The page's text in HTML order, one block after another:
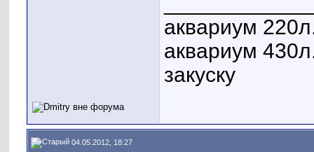
аквариум
аквариум
закуску
04.05.2012, 18:27